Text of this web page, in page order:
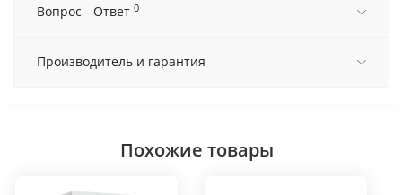
Вопрос - Ответ 0
Производитель и гарантия
Похожие товары